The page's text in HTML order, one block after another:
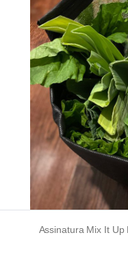
Assinatura Mix It